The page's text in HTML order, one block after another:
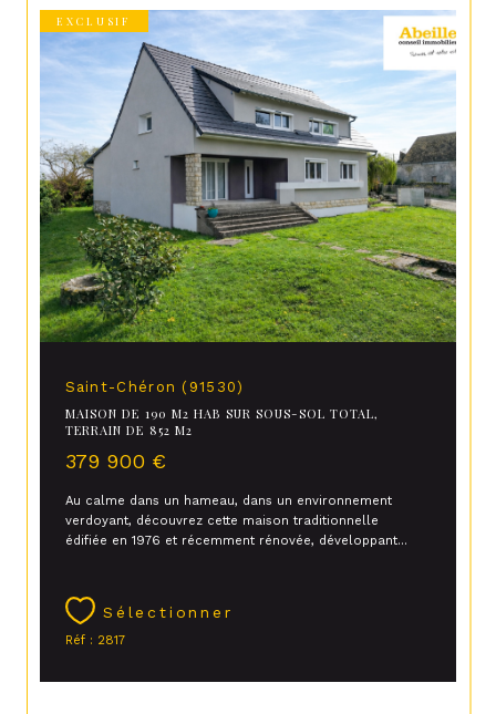
Saint-Chéron (91530)
MAISON DE 190 M2 HAB SUR SOUS-SOL TOTAL,
TERRAIN DE 852 M2
379 900 €
Au calme dans un hameau, dans un environnement
verdoyant, découvrez cette maison traditionnelle
édifiée en 1976 et récemment rénovée, développant...
Sélectionner
Réf : 2817
EXCLUSIF